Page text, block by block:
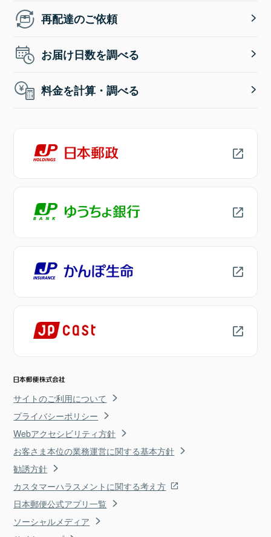
再配達のご依頼
お届け日数を調べる
料金を計算・調べる
サイトのご利用について
プライバシーポリシー
Webアクセシビリティ方針
お客さま本位の業務運営に関する基本方針
勧誘方針
カスタマーハラスメントに関する考え方
日本郵便公式アプリ一覧
ソーシャルメディア